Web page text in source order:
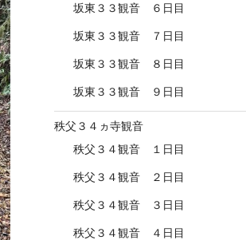
坂東３３観音 ６日目
坂東３３観音 ７日目
坂東３３観音 ８日目
坂東３３観音 ９日目
秩父３４ヵ寺観音
秩父３４観音 １日目
秩父３４観音 ２日目
秩父３４観音 ３日目
秩父３４観音 ４日目